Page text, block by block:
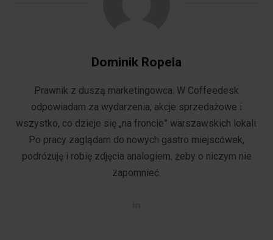
Dominik Ropela
Prawnik z duszą marketingowca. W Coffeedesk
odpowiadam za wydarzenia, akcje sprzedażowe i
wszystko, co dzieje się „na froncie” warszawskich lokali.
Po pracy zaglądam do nowych gastro miejscówek,
podróżuję i robię zdjęcia analogiem, żeby o niczym nie
zapomnieć.